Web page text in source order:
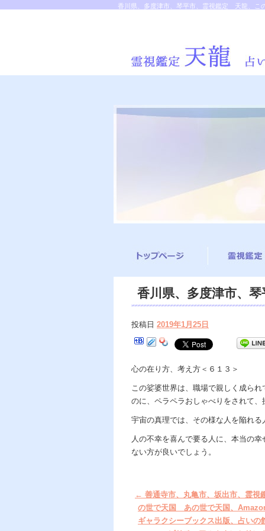
香川県、多度津市、琴平市、霊視鑑定 天龍、こ
香川県、多度津市、
クス出版、占いの館
投稿日 2019年1月25日
心の在り方、考え方＜６１３＞
この娑婆世界は、職場で親しく成ら
のに、ペラペラおしゃべりをされて、
宇宙の真理では、その様な人を陥れる
人の不幸を喜んで要る人に、本当の
ない方が良いでしょう。
← 善通寺市、丸亀市、坂出市、霊
の世で天国 あの世で天国、
ギャラクシーブックス出版、占い